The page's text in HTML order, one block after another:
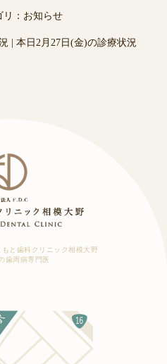
： お知らせ
本日2月27日(金)の診療状況
と歯科クリニック相模大野
歯周病専門医